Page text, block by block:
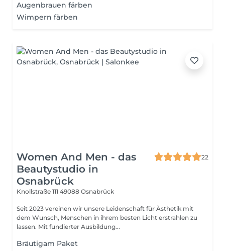
Augenbrauen färben
Wimpern färben
Women And Men - das
Beautystudio in
Osnabrück
22
Knollstraße 111 49088 Osnabrück
Seit 2023 vereinen wir unsere Leidenschaft für Ästhetik mit
dem Wunsch, Menschen in ihrem besten Licht erstrahlen zu
lassen. Mit fundierter Ausbildung...
Bräutigam Paket